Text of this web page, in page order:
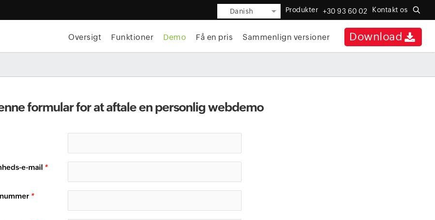
Danish Produkter +30 93 60 02 Kontakt os
Download
Oversigt Funktioner Demo Få en pris Sammenlign versioner
formular for at aftale en personlig webdemo
e-mail *
*